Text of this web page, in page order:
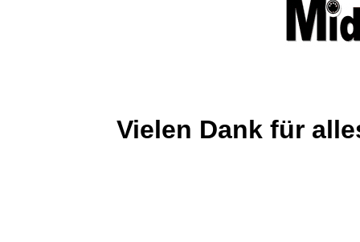
Vielen Dank für